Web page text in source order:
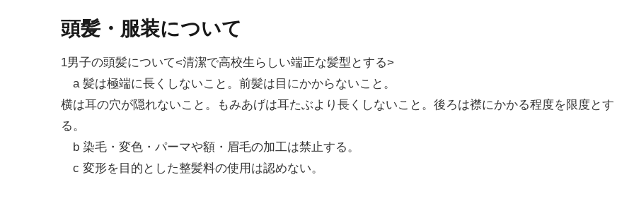
頭髪・服装について
1男子の頭髪について<清潔で高校生らしい端正な髪型とする>
a 髪は極端に長くしないこと。前髪は目にかからないこと。
横は耳の穴が隠れないこと。もみあげは耳たぶより長くしないこと。後ろは襟にかかる程度を限度とす
る。
b 染毛・変色・パーマや額・眉毛の加工は禁止する。
c 変形を目的とした整髪料の使用は認めない。